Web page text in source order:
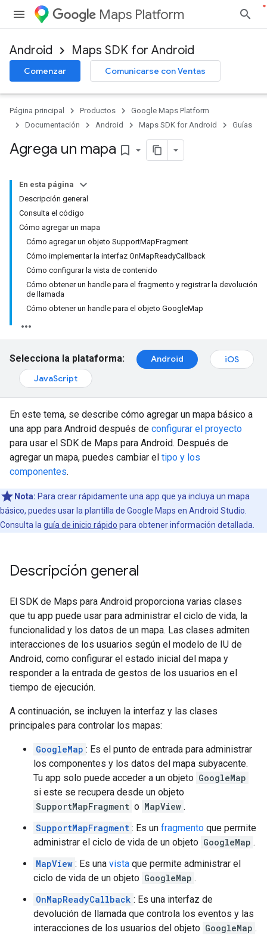
Maps Platform
Android Maps SDK for Android
Comenzar Comunicarse con Ventas
Página principal Productos
Google Maps Platform
Documentación
Android Maps SDK for Android Guías
Agrega un mapa bookmark_border
En esta página
Descripción general
Consulta el código
Cómo agregar un mapa
Cómo agregar un objeto SupportMapFragment
Cómo implementar la interfaz OnMapReadyCallback
Cómo configurar la vista de contenido
Cómo obtener un handle para el fragmento y registrar la devolución
de llamada
Cómo obtener un handle para el objeto GoogleMap
Selecciona la plataforma: Android
iOS
JavaScript
En este tema, se describe cómo agregar un mapa básico a
una app para Android después de configurar el proyecto
para usar el SDK de Maps para Android. Después de
agregar un mapa, puedes cambiar el tipo y los
componentes.
Nota: Para crear rápidamente una app que ya incluya un mapa
básico, puedes usar la plantilla de Google Maps en Android Studio.
Consulta la guía de inicio rápido para obtener información detallada.
Descripción general
El SDK de Maps para Android proporciona varias clases
que tu app puede usar para administrar el ciclo de vida, la
funcionalidad y los datos de un mapa. Las clases admiten
interacciones de los usuarios según el modelo de IU de
Android, como configurar el estado inicial del mapa y
responder a la entrada de gestos de los usuarios en el
tiempo de ejecución.
A continuación, se incluyen la interfaz y las clases
principales para controlar los mapas:
GoogleMap : Es el punto de entrada para administrar
los componentes y los datos del mapa subyacente.
Tu app solo puede acceder a un objeto GoogleMap
si este se recupera desde un objeto
SupportMapFragment o MapView .
SupportMapFragment : Es un fragmento que permite
administrar el ciclo de vida de un objeto GoogleMap .
MapView : Es una vista que permite administrar el
ciclo de vida de un objeto GoogleMap .
OnMapReadyCallback : Es una interfaz de
devolución de llamada que controla los eventos y las
interacciones de los usuarios del objeto GoogleMap .